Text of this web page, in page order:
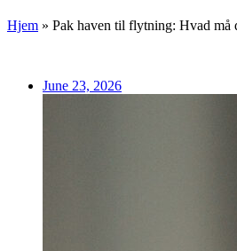
Hjem » Pak haven til flytning: Hvad må
June 23, 2026